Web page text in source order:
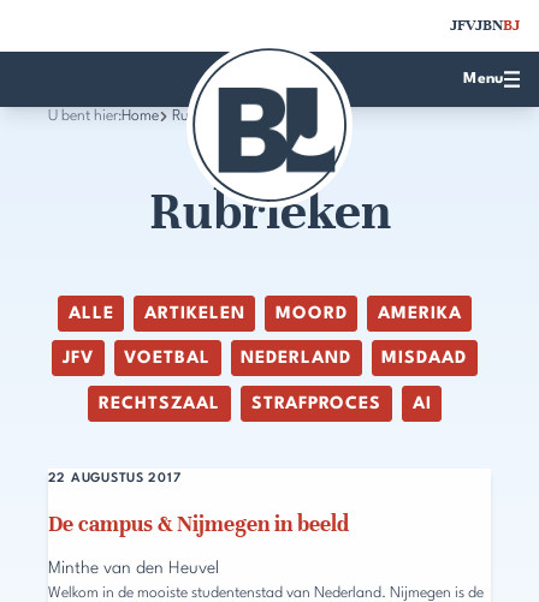
JFVJBNBJ
Menu
U bent hier:Home Rubrieken
Rubrieken
ALLE ARTIKELEN MOORD AMERIKA
JFV VOETBAL NEDERLAND MISDAAD
RECHTSZAAL STRAFPROCES AI
De campus & Nijmegen in beeld
22 AUGUSTUS 2017
Minthe van den Heuvel
Welkom in de mooiste studentenstad van Nederland. Nijmegen is de